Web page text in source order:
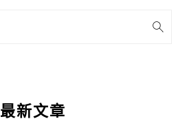
最新文章